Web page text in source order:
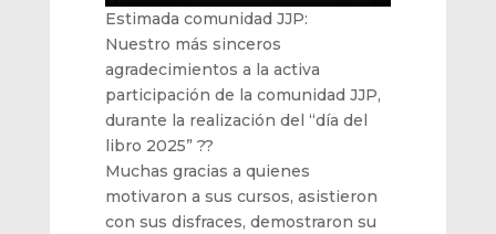
Estimada comunidad JJP:
Nuestro más sinceros
agradecimientos a la activa
participación de la comunidad JJP,
durante la realización del “día del
libro 2025” ??
Muchas gracias a quienes
motivaron a sus cursos, asistieron
con sus disfraces, demostraron su